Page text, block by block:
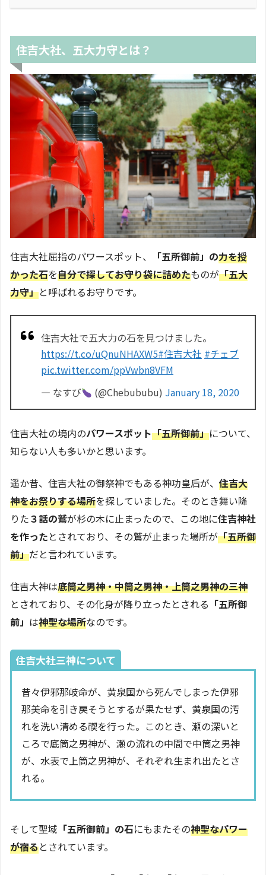
住吉大社、五大力守とは？
住吉大社屈指のパワースポット、 「五所御前」の力を授
かった石を自分で探してお守り袋に詰めたものが「五大
力守」と呼ばれるお守りです。
住吉大社で五大力の石を見つけました。
https://t.co/uQnuNHAXW5#住吉大社 #チェブ
pic.twitter.com/ppVwbn8VFM
— なすび
(@Chebububu) January 18, 2020
住吉大社の境内のパワースポット「五所御前」について、
知らない人も多いかと思います。
遥か昔、住吉大社の御祭神でもある神功皇后が、 住吉大
神をお祭りする場所を探していました。そのとき舞い降
りた３話の鷲が杉の木に止まったので、この地に住吉神社
を作ったとされており、その鷲が止まった場所が「五所御
前」だと言われています。
住吉大神は底筒之男神・中筒之男神・上筒之男神の三神
とされており、その化身が降り立ったとされる 「五所御
前」 は神聖な場所なのです。
住吉大社三神について
昔々伊邪那岐命が、黄泉国から死んでしまった伊邪
那美命を引き戻そうとするが果たせず、黄泉国の汚
れを洗い清める禊を行った。このとき、瀬の深いと
ころで底筒之男神が、瀬の流れの中間で中筒之男神
が、水表で上筒之男神が、それぞれ生まれ出たとさ
れる。
そして聖域 「五所御前」の石にもまたその神聖なパワー
が宿るとされています。